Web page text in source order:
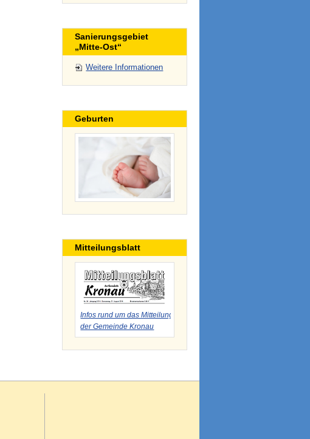
Sanierungsgebiet
„Mitte-Ost“
Weitere Informationen
Geburten
Mitteilungsblatt
Infos rund um das Mitteilungsblatt
der Gemeinde Kronau